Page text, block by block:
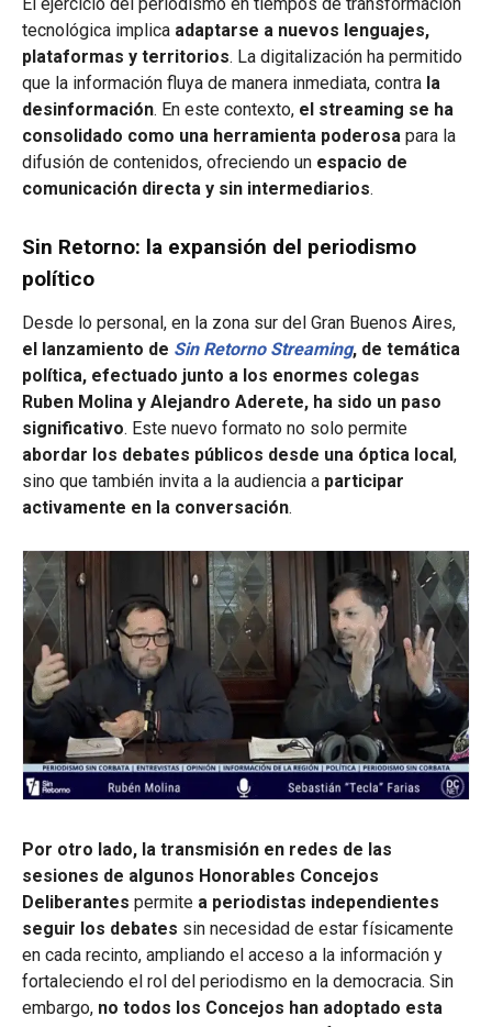
tecnológica implica adaptarse a nuevos lenguajes,
plataformas y territorios. La digitalización ha permitido
que la información fluya de manera inmediata, contra la
desinformación. En este contexto, el streaming se ha
consolidado como una herramienta poderosa para la
difusión de contenidos, ofreciendo un espacio de
comunicación directa y sin intermediarios.
Sin Retorno: la expansión del periodismo
político
Desde lo personal, en la zona sur del Gran Buenos Aires,
el lanzamiento de Sin Retorno Streaming, de temática
política, efectuado junto a los enormes colegas
Ruben Molina y Alejandro Aderete, ha sido un paso
significativo. Este nuevo formato no solo permite
abordar los debates públicos desde una óptica local,
sino que también invita a la audiencia a participar
activamente en la conversación.
Por otro lado, la transmisión en redes de las
sesiones de algunos Honorables Concejos
Deliberantes permite a periodistas independientes
seguir los debates sin necesidad de estar físicamente
en cada recinto, ampliando el acceso a la información y
fortaleciendo el rol del periodismo en la democracia. Sin
embargo, no todos los Concejos han adoptado esta